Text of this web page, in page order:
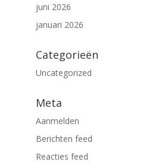
juni 2026
januari 2026
Categorieën
Uncategorized
Meta
Aanmelden
Berichten feed
Reacties feed